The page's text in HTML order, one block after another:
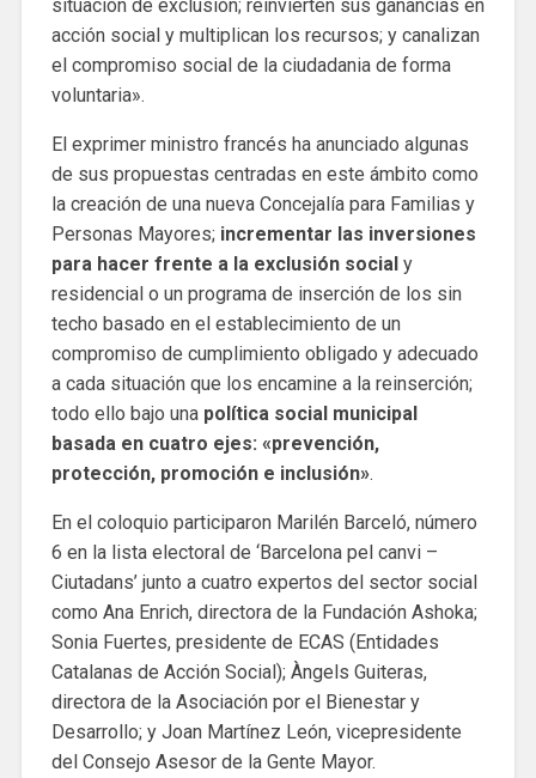
situación de exclusión; reinvierten sus ganancias en
acción social y multiplican los recursos; y canalizan
el compromiso social de la ciudadania de forma
voluntaria».
El exprimer ministro francés ha anunciado algunas
de sus propuestas centradas en este ámbito como
la creación de una nueva Concejalía para Familias y
Personas Mayores; incrementar las inversiones
para hacer frente a la exclusión social y
residencial o un programa de inserción de los sin
techo basado en el establecimiento de un
compromiso de cumplimiento obligado y adecuado
a cada situación que los encamine a la reinserción;
todo ello bajo una política social municipal
basada en cuatro ejes: «prevención,
protección, promoción e inclusión».
En el coloquio participaron Marilén Barceló, número
6 en la lista electoral de ‘Barcelona pel canvi –
Ciutadans’ junto a cuatro expertos del sector social
como Ana Enrich, directora de la Fundación Ashoka;
Sonia Fuertes, presidente de ECAS (Entidades
Catalanas de Acción Social); Àngels Guiteras,
directora de la Asociación por el Bienestar y
Desarrollo; y Joan Martínez León, vicepresidente
del Consejo Asesor de la Gente Mayor.